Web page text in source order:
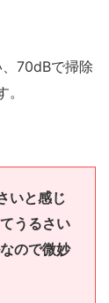
70dBで掃除
いと感じ
うるさい
ので微妙